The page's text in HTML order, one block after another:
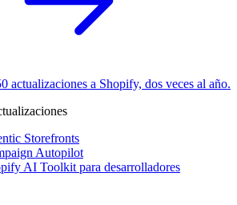
actualizaciones a Shopify, dos veces al año.
Storefronts
Autopilot
AI Toolkit para desarrolladores